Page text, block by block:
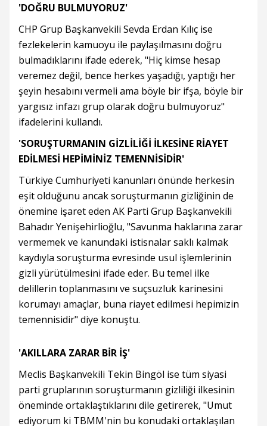
'DOĞRU BULMUYORUZ'
CHP Grup Başkanvekili Sevda Erdan Kılıç ise
fezlekelerin kamuoyu ile paylaşılmasını doğru
bulmadıklarını ifade ederek, "Hiç kimse hesap
veremez değil, bence herkes yaşadığı, yaptığı her
şeyin hesabını vermeli ama böyle bir ifşa, böyle bir
yargısız infazı grup olarak doğru bulmuyoruz"
ifadelerini kullandı.
'SORUŞTURMANIN GİZLİLİĞİ İLKESİNE RİAYET
EDİLMESİ HEPİMİNİZ TEMENNİSİDİR'
Türkiye Cumhuriyeti kanunları önünde herkesin
eşit olduğunu ancak soruşturmanın gizliğinin de
önemine işaret eden AK Parti Grup Başkanvekili
Bahadır Yenişehirlioğlu, "Savunma haklarına zarar
vermemek ve kanundaki istisnalar saklı kalmak
kaydıyla soruşturma evresinde usul işlemlerinin
gizli yürütülmesini ifade eder. Bu temel ilke
delillerin toplanmasını ve suçsuzluk karinesini
korumayı amaçlar, buna riayet edilmesi hepimizin
temennisidir" diye konuştu.
'AKILLARA ZARAR BİR İŞ'
Meclis Başkanvekili Tekin Bingöl ise tüm siyasi
parti gruplarının soruşturmanın gizliliği ilkesinin
öneminde ortaklaştıklarını dile getirerek, "Umut
ediyorum ki TBMM'nin bu konudaki ortaklaşılan